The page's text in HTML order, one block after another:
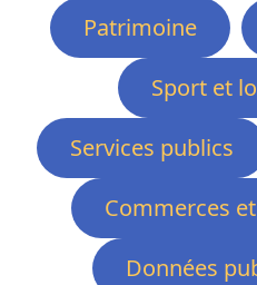
Patrimoine
Sport et
Services publics
Commerces
Données